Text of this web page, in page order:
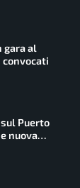
gara al
convocati
Puerto
nuova